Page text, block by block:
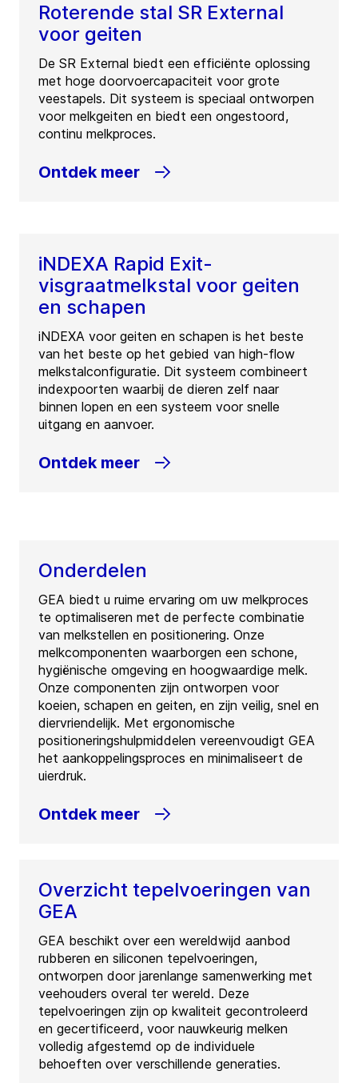
Roterende stal SR External
voor geiten
De SR External biedt een efficiënte oplossing
met hoge doorvoercapaciteit voor grote
veestapels. Dit systeem is speciaal ontworpen
voor melkgeiten en biedt een ongestoord,
continu melkproces.
Ontdek meer
iNDEXA Rapid Exit-
visgraatmelkstal voor geiten
en schapen
iNDEXA voor geiten en schapen is het beste
van het beste op het gebied van high-flow
melkstalconfiguratie. Dit systeem combineert
indexpoorten waarbij de dieren zelf naar
binnen lopen en een systeem voor snelle
uitgang en aanvoer.
Ontdek meer
Onderdelen
GEA biedt u ruime ervaring om uw melkproces
te optimaliseren met de perfecte combinatie
van melkstellen en positionering. Onze
melkcomponenten waarborgen een schone,
hygiënische omgeving en hoogwaardige melk.
Onze componenten zijn ontworpen voor
koeien, schapen en geiten, en zijn veilig, snel en
diervriendelijk. Met ergonomische
positioneringshulpmiddelen vereenvoudigt GEA
het aankoppelingsproces en minimaliseert de
uierdruk.
Ontdek meer
Overzicht tepelvoeringen van
GEA
GEA beschikt over een wereldwijd aanbod
rubberen en siliconen tepelvoeringen,
ontworpen door jarenlange samenwerking met
veehouders overal ter wereld. Deze
tepelvoeringen zijn op kwaliteit gecontroleerd
en gecertificeerd, voor nauwkeurig melken
volledig afgestemd op de individuele
behoeften over verschillende generaties.